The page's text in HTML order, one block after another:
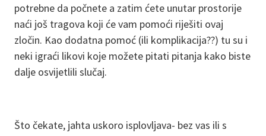
potrebne da počnete a zatim ćete unutar prostorije
naći još tragova koji će vam pomoći riješiti ovaj
zločin. Kao dodatna pomoć (ili komplikacija??) tu su i
neki igraći likovi koje možete pitati pitanja kako biste
dalje osvijetlili slučaj.
Što čekate, jahta uskoro isplovljava- bez vas ili s